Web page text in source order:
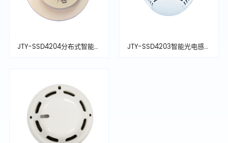
JTY-SSD4204分布式智能光
JTY-SSD4203智能光电感烟